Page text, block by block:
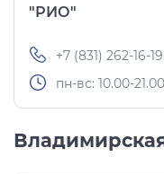
"РИО"
+7 (831) 262-16-
пн-вс: 10.00-21.00